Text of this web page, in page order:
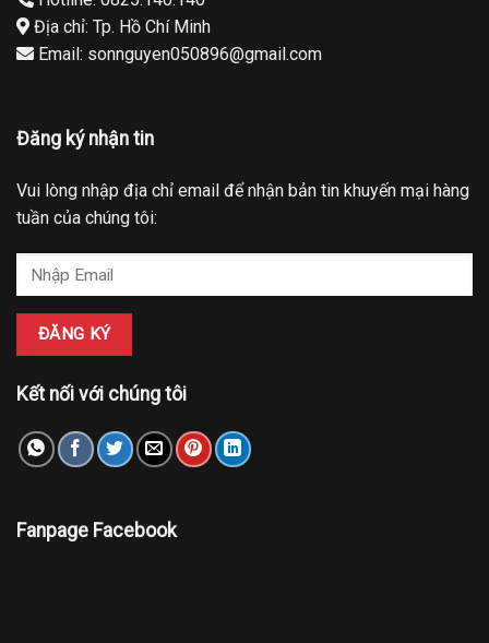
Địa chỉ: Tp. Hồ Chí Minh
Email: sonnguyen050896@gmail.com
Đăng ký nhận tin
Vui lòng nhập địa chỉ email để nhận bản tin khuyến mại hàng
tuần của chúng tôi:
Kết nối với chúng tôi
Fanpage Facebook